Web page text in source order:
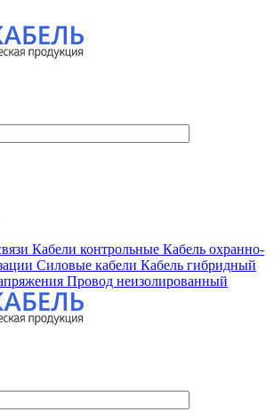
Кабели контрольные Кабель охранно-
Силовые кабели Кабель гибридный
Провод неизолированный